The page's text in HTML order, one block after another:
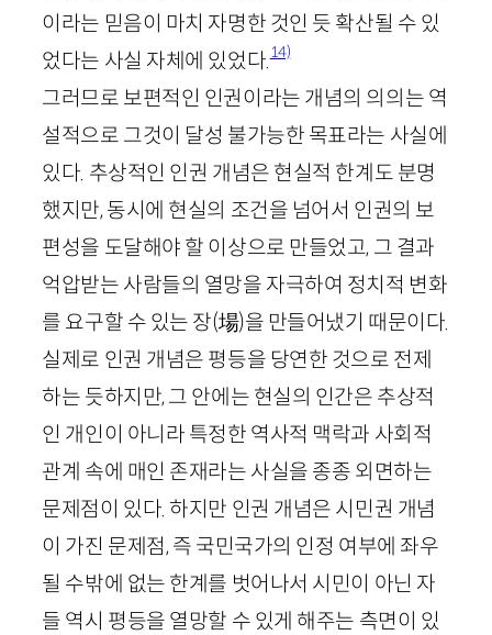
이라는 믿음이 마치 자명한 것인 듯 확산될 수 있
었다는 사실 자체에 있었다.14)
그러므로 보편적인 인권이라는 개념의 의의는 역
설적으로 그것이 달성 불가능한 목표라는 사실에
있다. 추상적인 인권 개념은 현실적 한계도 분명
했지만, 동시에 현실의 조건을 넘어서 인권의 보
편성을 도달해야 할 이상으로 만들었고, 그 결과
억압받는 사람들의 열망을 자극하여 정치적 변화
를 요구할 수 있는 장(場)을 만들어냈기 때문이다.
실제로 인권 개념은 평등을 당연한 것으로 전제
하는 듯하지만, 그 안에는 현실의 인간은 추상적
인 개인이 아니라 특정한 역사적 맥락과 사회적
관계 속에 매인 존재라는 사실을 종종 외면하는
문제점이 있다. 하지만 인권 개념은 시민권 개념
이 가진 문제점, 즉 국민국가의 인정 여부에 좌우
될 수밖에 없는 한계를 벗어나서 시민이 아닌 자
들 역시 평등을 열망할 수 있게 해주는 측면이 있